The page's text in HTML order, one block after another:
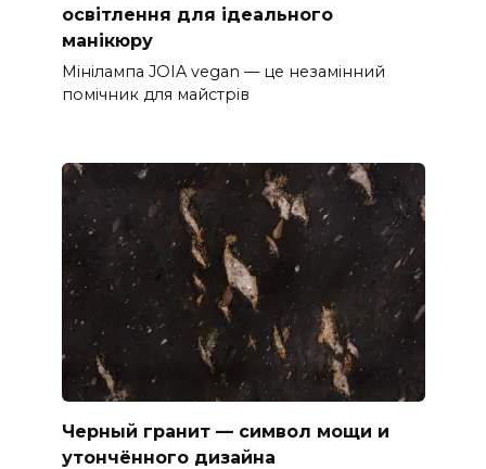
освітлення для ідеального
манікюру
Мінілампа JOIA vegan — це незамінний
помічник для майстрів
Черный гранит — символ мощи и
утончённого дизайна